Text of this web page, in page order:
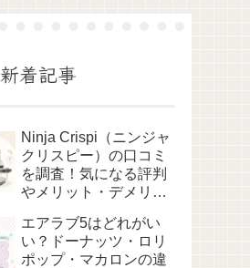
新着記事
Ninja Crispi（ニンジャ
クリスピー）の口コミ
を調査！気になる評判
やメリット・デメリッ
エアラブ5はどれがい
い？ドーナッツ・ロリ
ポップ・マカロンの違